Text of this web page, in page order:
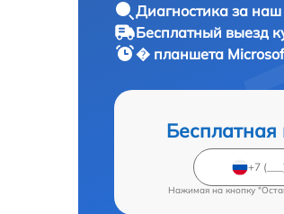
Диагностика за наш
Бесплатный выезд
� планшета
Бесплатная
Нажимая на кнопку